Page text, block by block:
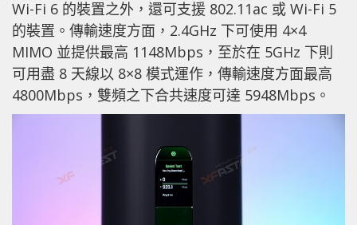
Wi-Fi 6 的裝置之外，還可支援 802.11ac 或 Wi-Fi 5
的裝置。傳輸速度方面，2.4GHz 下可使用 4×4
MIMO 並提供最高 1148Mbps，至於在 5GHz 下則
可用盡 8 天線以 8×8 模式運作，傳輸速度方面最高
4800Mbps，雙頻之下合共速度可達 5948Mbps。